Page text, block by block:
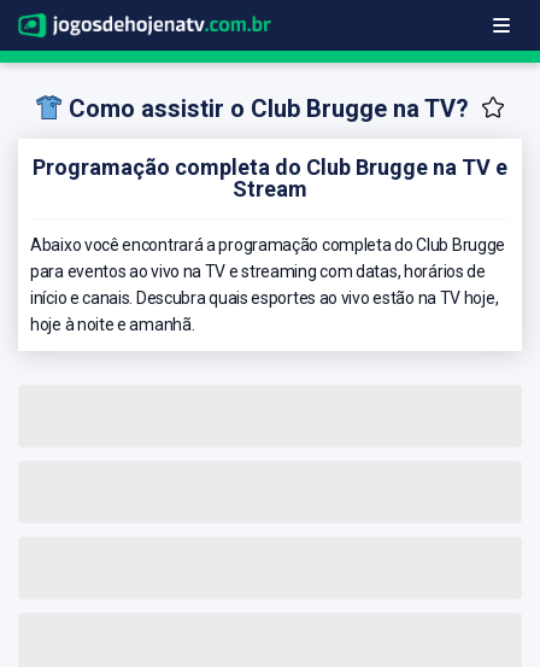
Como assistir o Club Brugge na TV?
Programação completa do Club Brugge na TV e
Stream
Abaixo você encontrará a programação completa do Club Brugge
para eventos ao vivo na TV e streaming com datas, horários de
início e canais. Descubra quais esportes ao vivo estão na TV hoje,
hoje à noite e amanhã.